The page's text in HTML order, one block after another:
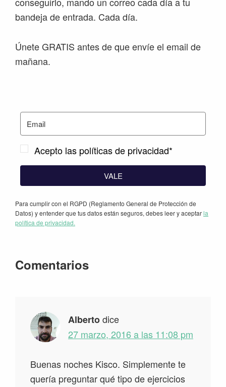
bandeja de entrada. Cada día.
Únete GRATIS antes de que envíe el email de
mañana.
Acepto las políticas de privacidad*
VALE
Para cumplir con el RGPD (Reglamento General de Protección de
Datos) y entender que tus datos están seguros, debes leer y aceptarla
política de privacidad.
Interacciones
lectores
Comentarios
Albertodice
27 marzo, 2016 a las 11:08 pm
Buenas noches Kisco. Simplemente te
quería preguntar qué tipo de ejercicios